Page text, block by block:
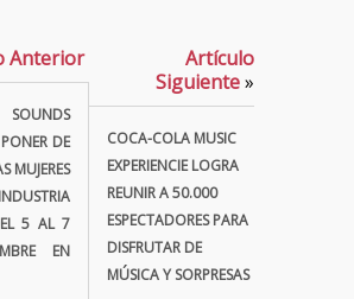
Anterior
DE
MUJERES
5 AL 7
EN
Artículo
Siguiente»
COCA-COLA MUSIC
EXPERIENCIE LOGRA
REUNIR A 50.000
ESPECTADORES PARA
DISFRUTAR DE
MÚSICA Y SORPRESAS